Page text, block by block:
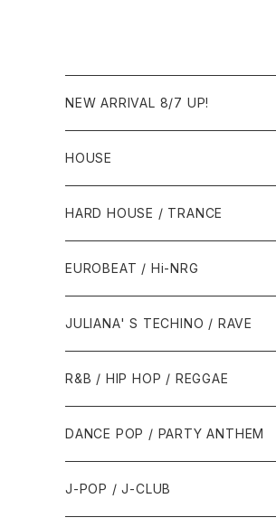
NEW ARRIVAL 8/7 UP!
HOUSE
1980年代
1987年・以前
1988年
1990年代
1990年
1991年
2000年代
2000年
2001年
2010年代
2010年
2011年
HARD HOUSE / TRANCE
1990年代
1994年・以前
1995年
2000年代
2000年
2001年
EUROBEAT / Hi-NRG
1980年代
1986年・以前
1987年
1990年代
1990年
1991年
2000年代
JULIANA' S TECHINO / RAVE
1990年代
1990年
1991年
2000年代
2000年
R&B / HIP HOP / REGGAE
1980年代
1985年・以前
1990年代
DANCE POP / PARTY ANTHEM
1980年代
J-POP / J-CLUB